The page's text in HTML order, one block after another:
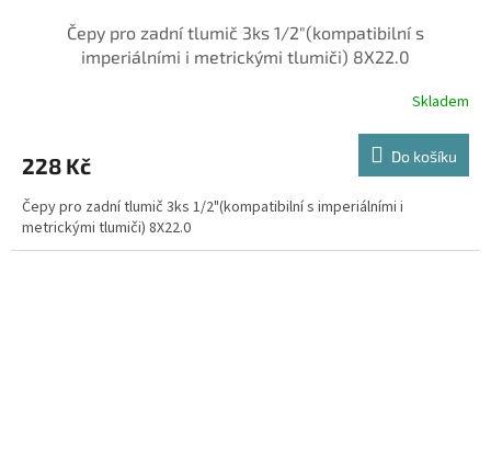
Čepy pro zadní tlumič 3ks 1/2"(kompatibilní s
imperiálními i metrickými tlumiči) 8X22.0
Skladem
228 Kč Do košíku
Čepy pro zadní tlumič 3ks 1/2"(kompatibilní s imperiálními i
metrickými tlumiči) 8X22.0